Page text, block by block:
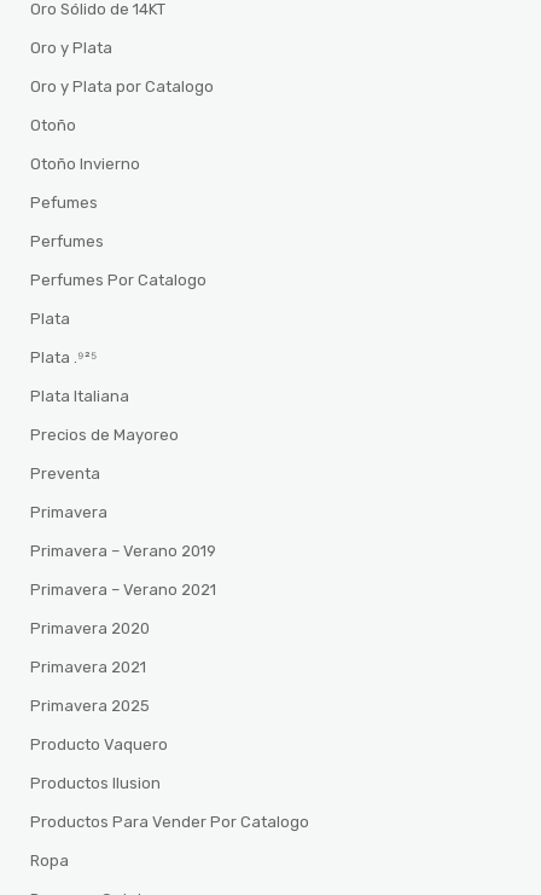
Oro Sólido de 14KT
Oro y Plata
Oro y Plata por Catalogo
Otoño
Otoño Invierno
Pefumes
Perfumes
Perfumes Por Catalogo
Plata
Plata .⁹²⁵
Plata Italiana
Precios de Mayoreo
Preventa
Primavera
Primavera – Verano 2019
Primavera – Verano 2021
Primavera 2020
Primavera 2021
Primavera 2025
Producto Vaquero
Productos Ilusion
Productos Para Vender Por Catalogo
Ropa